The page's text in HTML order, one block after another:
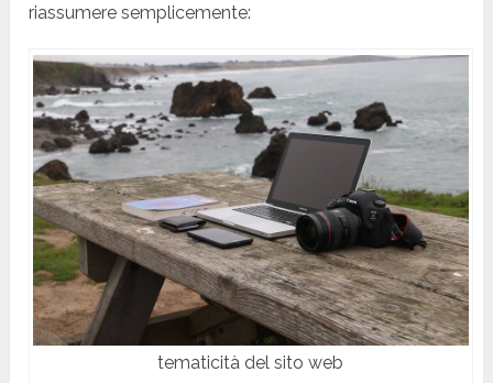
riassumere semplicemente:
tematicità del sito web